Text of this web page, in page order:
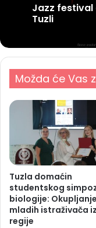
Jazz festival
Tuzli
Možda će Vas
Tuzla domaćin
studentskog
biologije: Okupljanje
mladih istraživača
regije